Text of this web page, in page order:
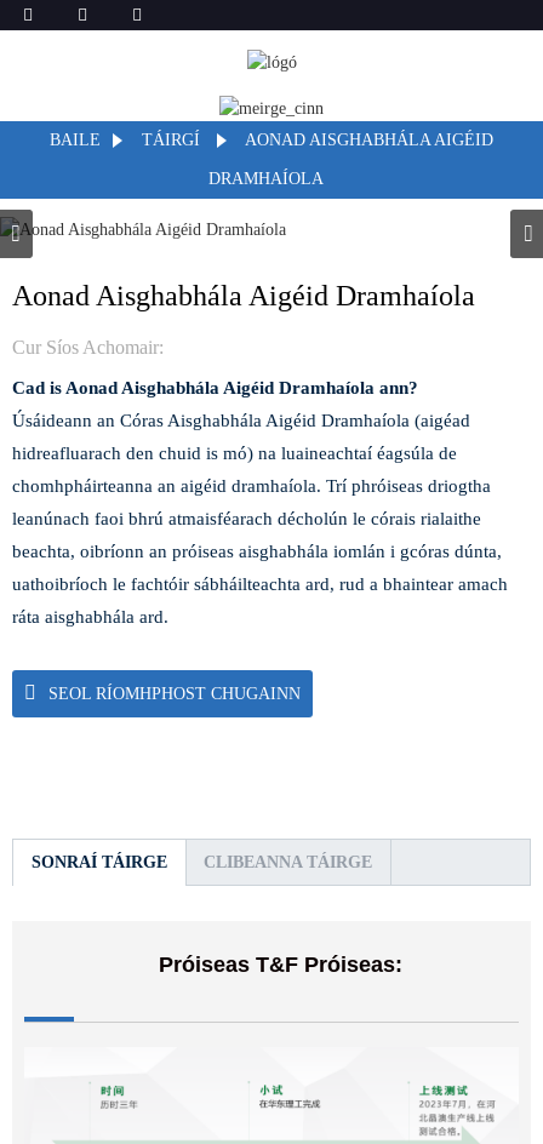
BAILE TÁIRGÍ AONAD AISGHABHÁLA AIGÉID
DRAMHAÍOLA
Aonad Aisghabhála Aigéid Dramhaíola
Cur Síos Achomair:
Cad is Aonad Aisghabhála Aigéid Dramhaíola ann?
Úsáideann an Córas Aisghabhála Aigéid Dramhaíola (aigéad
hidreafluarach den chuid is mó) na luaineachtaí éagsúla de
chomhpháirteanna an aigéid dramhaíola. Trí phróiseas driogtha
leanúnach faoi bhrú atmaisféarach décholún le córais rialaithe
beachta, oibríonn an próiseas aisghabhála iomlán i gcóras dúnta,
uathoibríoch le fachtóir sábháilteachta ard, rud a bhaintear amach
ráta aisghabhála ard.
SEOL RÍOMHPHOST CHUGAINN
SONRAÍ TÁIRGE CLIBEANNA TÁIRGE
Próiseas T&F Próiseas: